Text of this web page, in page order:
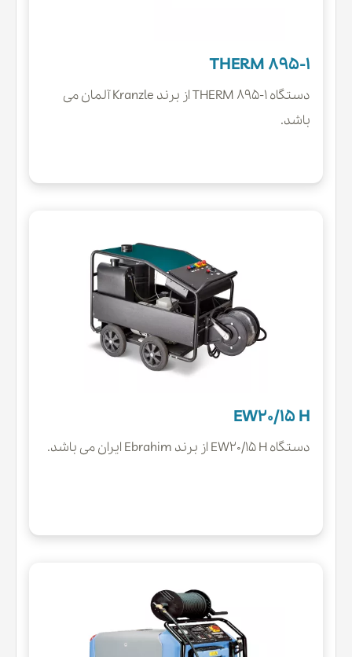
THERM 895-1
دستگاه THERM 895-1 از برند Kranzle آلمان می
باشد.
EW20/15 H
دستگاه EW20/15 H از برند Ebrahim ایران می باشد.